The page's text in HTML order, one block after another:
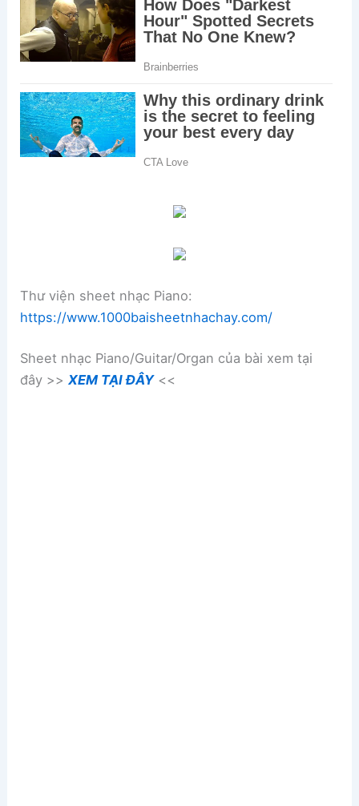
Thư viện sheet nhạc Piano:
https://www.1000baisheetnhachay.com/
Sheet nhạc Piano/Guitar/Organ của bài xem tại
đây >>XEM TẠI ĐÂY<<